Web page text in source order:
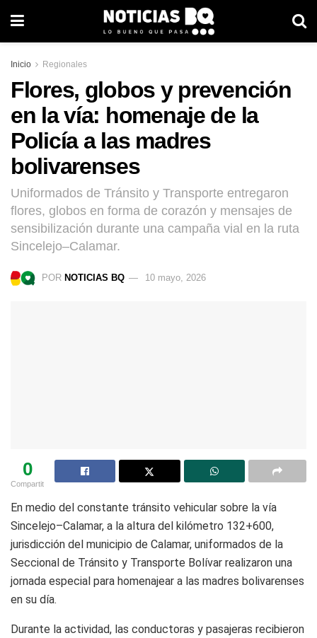
Inicio Regionales
Flores, globos y prevención
en la vía: homenaje de la
Policía a las madres
bolivarenses
Uniformados de Tránsito y Transporte entregaron
flores, globos en forma de corazón y mensajes de
sensibilización durante una campaña vial en la ruta
Sincelejo–Calamar.
POR NOTICIAS BQ 10 mayo, 2026
0
Compartit
En medio del constante tránsito vehicular sobre la vía
Sincelejo–Calamar, a la altura del kilómetro 132+600,
jurisdicción del municipio de Calamar, uniformados de la
Seccional de Tránsito y Transporte Bolívar realizaron una
jornada especial para homenajear a las madres bolivarenses
en su día.
Durante la actividad, las conductoras y pasajeras recibieron